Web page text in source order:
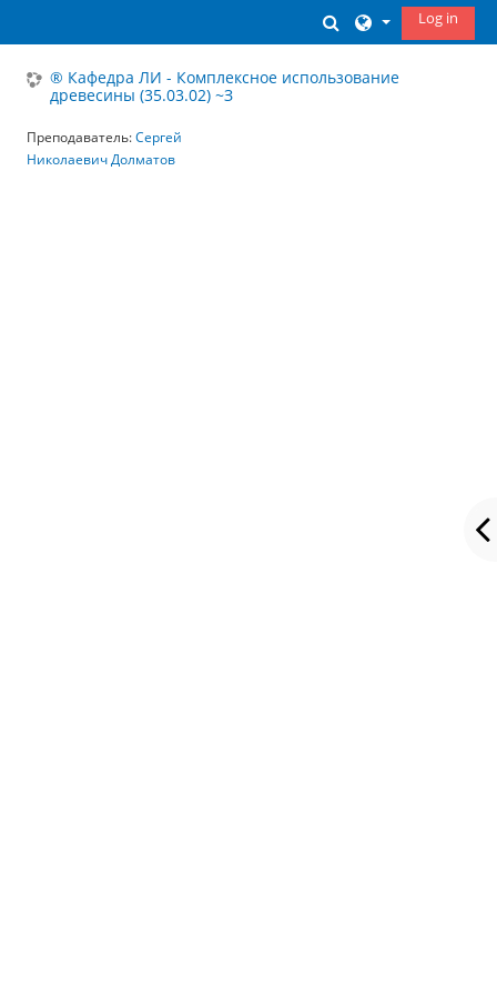
Toggle search
Log in
® Кафедра ЛИ - Комплексное использование
древесины (35.03.02) ~З
Преподаватель:Сергей
Николаевич Долматов